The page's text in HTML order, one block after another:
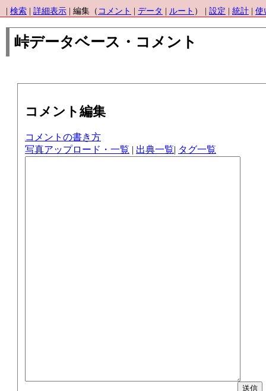
検索 詳細表示 | 編集（ コメント データ ルート ） | 設定 統計 使
峠データベース・コメント
コメント編集
コメントの書き方
写真アップロード・一覧 | 出典一覧| タグ一覧